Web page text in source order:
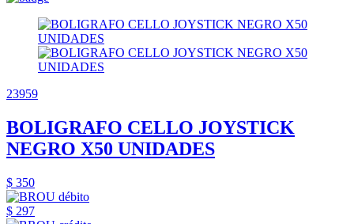
23959
BOLIGRAFO CELLO JOYSTICK
NEGRO X50 UNIDADES
$ 350
$ 297